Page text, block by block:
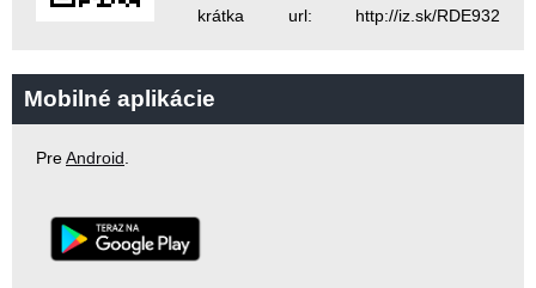
krátka url: http://iz.sk/RDE932
Mobilné aplikácie
PreAndroid.